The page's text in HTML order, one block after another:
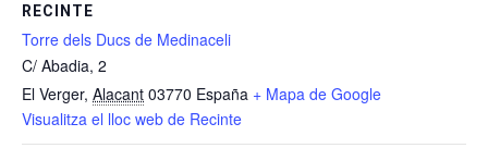
RECINTE
Torre dels Ducs de Medinaceli
C/ Abadia, 2
El Verger, Alacant 03770 España + Mapa de Google
Visualitza el lloc web de Recinte